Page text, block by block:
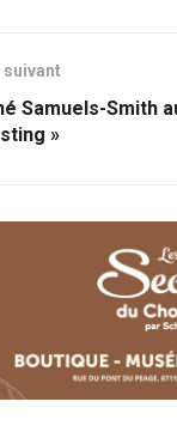
Samuels-Smith
»